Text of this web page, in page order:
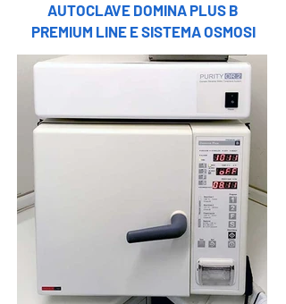
AUTOCLAVE DOMINA PLUS B
PREMIUM LINE E SISTEMA OSMOSI